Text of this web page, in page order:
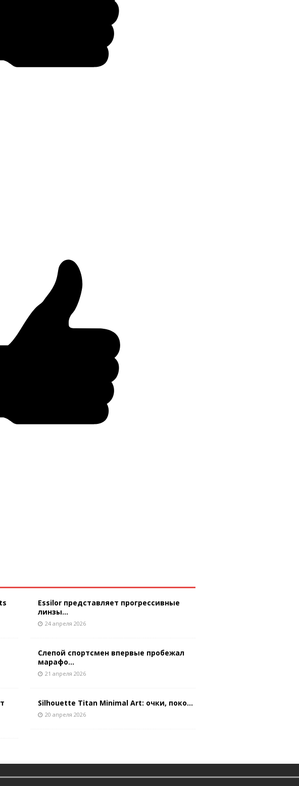
Essilor представляет прогрессивные
линзы...
24 апреля 2026
Слепой спортсмен впервые пробежал
марафо...
21 апреля 2026
Silhouette Titan Minimal Art: очки, поко...
20 апреля 2026